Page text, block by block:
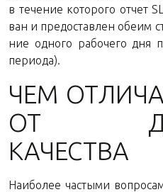
в те­че­ние ко­то­ро­го отчет
ван и предо­став­лен обеим
ние од­но­го ра­бо­че­го дня
периода).
ЧЕМ
ОТ
КАЧЕСТВА
Наи­бо­лее ча­сты­ми